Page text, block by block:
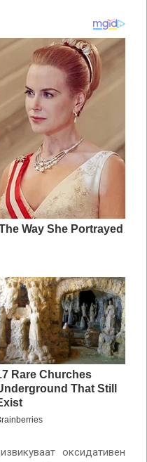
оксидативен